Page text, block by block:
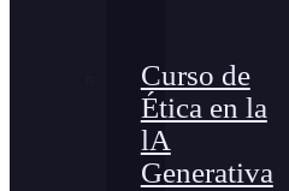
Curso de
Ética en la
lA
Generativa